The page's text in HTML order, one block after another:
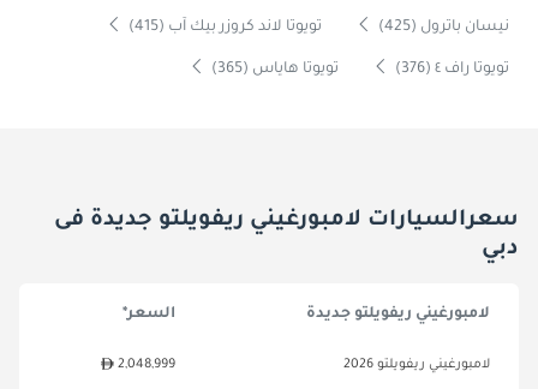
نيسان باترول (425) تويوتا لاند كروزر بيك آب (415)
تويوتا راف ٤ (376) تويوتا هاياس (365)
سعرالسيارات لامبورغيني ريفويلتو جديدة فى
دبي
لامبورغيني ريفويلتو جديدة السعر*
لامبورغيني ريفويلتو 2026 2,048,999